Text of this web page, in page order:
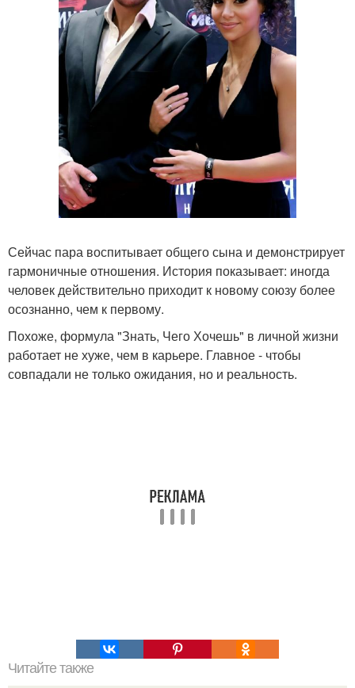
Сейчас пара воспитывает общего сына и демонстрирует
гармоничные отношения. История показывает: иногда
человек действительно приходит к новому союзу более
осознанно, чем к первому.
Похоже, формула "Знать, Чего Хочешь" в личной жизни
работает не хуже, чем в карьере. Главное - чтобы
совпадали не только ожидания, но и реальность.
Читайте также